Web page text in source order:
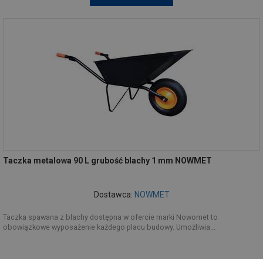
Taczka metalowa 90 L grubość blachy 1 mm NOWMET
Dostawca: NOWMET
Taczka spawana z blachy dostępna w ofercie marki Nowomet to
obowiązkowe wyposażenie każdego placu budowy. Umożliwia...